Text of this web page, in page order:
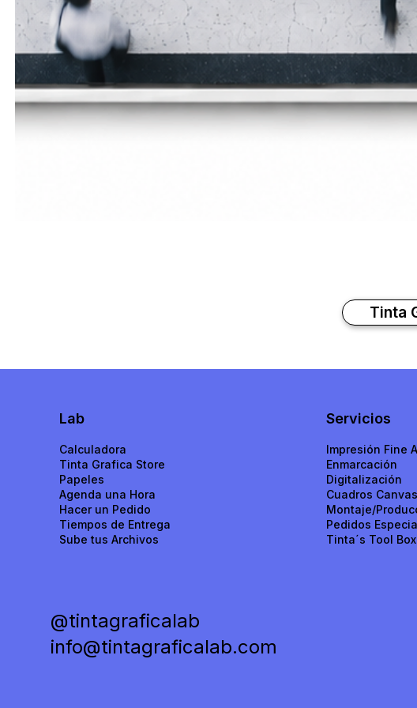
Tinta
Lab
Calculadora
Tinta Grafica Store
Papeles​
Agenda una Hora
Hacer un Pedido
Tiempos de Entrega
Sube tus Archivos
Servicios
Impresión Fine
Enmarcación
Digitalización
Cuadros Canvas
Montaje/
Pedidos
Tinta´s Tool Box
@tintagraficalab
info@tintagraficalab.com